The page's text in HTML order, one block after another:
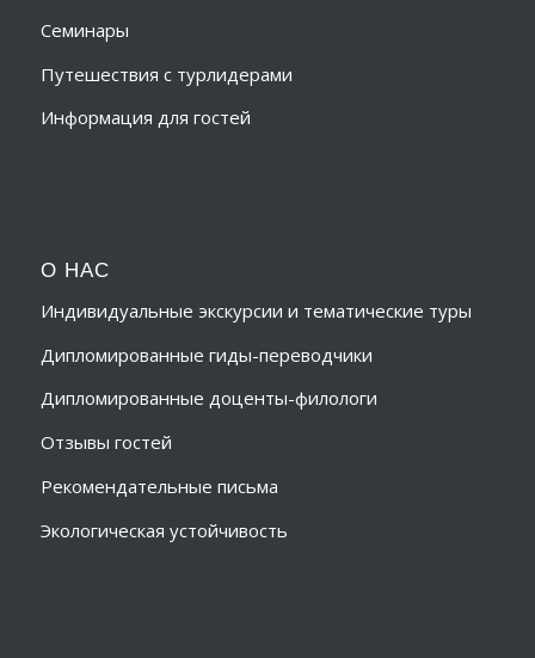
Семинары
Путешествия с турлидерами
Информация для гостей
О НАС
Индивидуальные экскурсии и тематические туры
Дипломированные гиды-переводчики
Дипломированные доценты-филологи
Отзывы гостей
Рекомендательные письма
Экологическая устойчивость